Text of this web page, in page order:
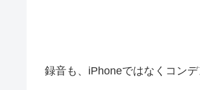
録音も、iPhoneではなくコン